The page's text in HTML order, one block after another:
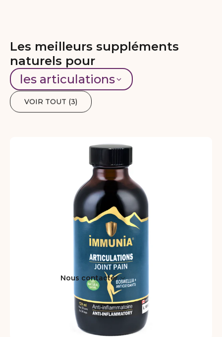
Nous contacter
Les meilleurs suppléments
naturels pour
les articulations
VOIR TOUT (3)